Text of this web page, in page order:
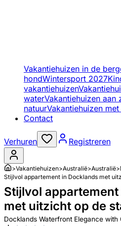
Vakantiehuizen in de
hondWintersport 2027
vakantiehuizen
waterVakantiehuizen aan
natuurVakantiehuizen
Contact
Verhuren Registreren
>Vakantiehuizen>Australië>Australië>
Stijlvol appartement in Docklands met
Stijlvol
met uitzicht op de
Docklands Waterfront Elegance with